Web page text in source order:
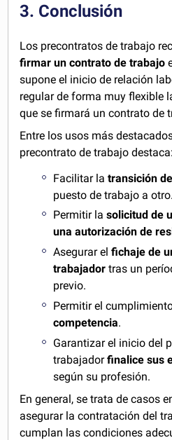
3. Conclusión
Los precontratos de trabajo
firmar un contrato de trabajo
supone el inicio de relación
regular de forma muy flexible
que se firmará un contrato de
Entre los usos más
precontrato de trabajo destaca:
Facilitar latransición
puesto de trabajo a otro.
Permitir lasolicitud de
una autorización de
Asegurar elfichaje de
trabajador tras un
previo.
Permitir el
competencia.
Garantizar el inicio del
trabajadorfinalice sus
según su profesión.
En general, se trata de casos
asegurar la contratación del
cumplan las condiciones